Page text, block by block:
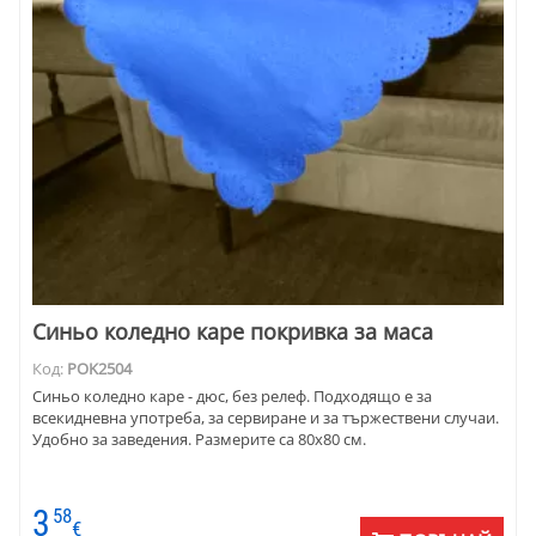
Синьо коледно каре покривка за маса
Код: POK2504
Синьо коледно каре - дюс, без релеф. Подходящо е за
всекидневна употреба, за сервиране и за тържествени случаи.
Удобно за заведения. Размерите са 80х80 см.
3 58
€